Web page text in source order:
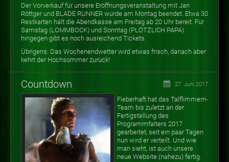
Der Vorverkauf für unsere Eröffnungsveranstaltung mit Jan
Röttger und BLADE RUNNER wurde am Montag beendet. Etwa 30
Restkarten hält die Abendkasse am Freitag ab 20 Uhr bereit. Für
Samstag (LOMMBOCK) und Sonntag (PLÖTZLICH PAPA)
hingegen gibt es noch ausreichend Tickets.
Übrigens: Das Wochenendwetter wird etwas frisch, danach aber
kehrt der Hochsommer zurück!
Countdown 27. Juni 2017
Fieberhaft hat das Talflimmern-
Team bis zuletzt an der
Fertigstellung des
Programmfalters 2017
gearbeitet, seit ein paar Tagen
nun wird er verteilt. Und wie
man sieht, ist auch unsere
neue Website (nahezu) fertig.